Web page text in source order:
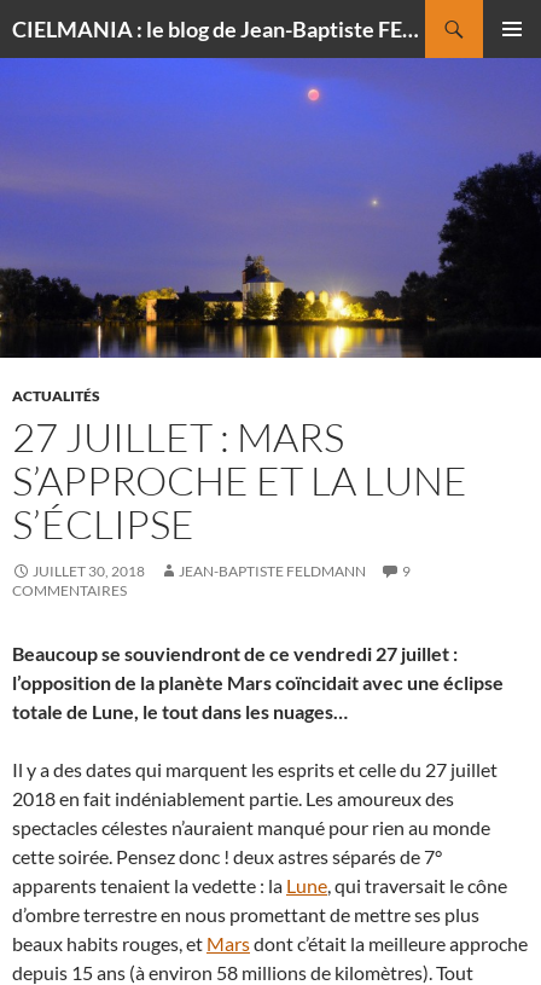
CIELMANIA : le blog de Jean-Baptiste FELDMANN, photographe du ciel
ACTUALITÉS
27 JUILLET : MARS
S’APPROCHE ET LA LUNE
S’ÉCLIPSE
JUILLET 30, 2018 JEAN-BAPTISTE FELDMANN
9
COMMENTAIRES
Beaucoup se souviendront de ce vendredi 27 juillet :
l’opposition de la planète Mars coïncidait avec une éclipse
totale de Lune, le tout dans les nuages…
Il y a des dates qui marquent les esprits et celle du 27 juillet
2018 en fait indéniablement partie. Les amoureux des
spectacles célestes n’auraient manqué pour rien au monde
cette soirée. Pensez donc ! deux astres séparés de 7°
apparents tenaient la vedette : la Lune, qui traversait le cône
d’ombre terrestre en nous promettant de mettre ses plus
beaux habits rouges, et Marsdont c’était la meilleure approche
depuis 15 ans (à environ 58 millions de kilomètres). Tout